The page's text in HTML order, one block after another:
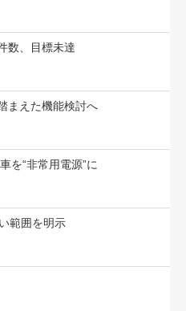
数、目標未達
まえた機能検討へ
を“非常用電源”に
範囲を明示